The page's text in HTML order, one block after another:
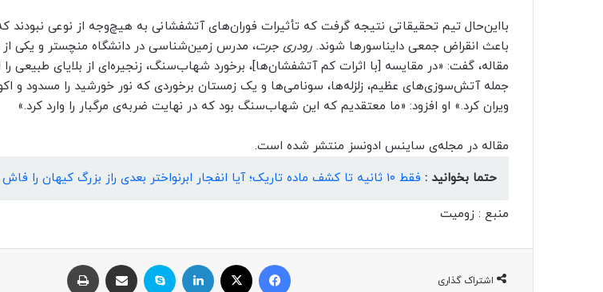
بااین‌حال تیم تحقیقاتی نتیجه گرفت که تأثیرات فوران‌های آتشفشانی به هیچ‌وجه از نوعی نبودند که
باعث انقراض جمعی دایناسورها شوند. رودری جرت، مدرس زمین‌شناسی در دانشگاه منچستر و یکی از
مقاله، گفت: «در مقایسه [با اثرات کم آتشفشان‌ها]، برخورد شهاب‌سنگ، زنجیره‌ای از بلایای طبیعی را
جمله آتش‌سوزی‌های عظیم، زلزله‌ها، سونامی‌ها و یک زمستان برخوردی که نور خورشید را مسدود و
ویران کرد.» او افزود: «ما معتقدیم که این شهاب‌سنگ بود که در نهایت ضربه‌ی مرگبار را وارد کرد.»
مقاله در مجله‌ی ساینس ادونسز منتشر شده است.
حتما بخوانید : فقط ۱۰ ثانیه تا کشف ماده تاریک؛ آیا انفجار ابرنواختر بعدی راز بزرگ کیهان را فاش می‌کند؟
منبع : زومیت
اشتراک گذاری
ایکس